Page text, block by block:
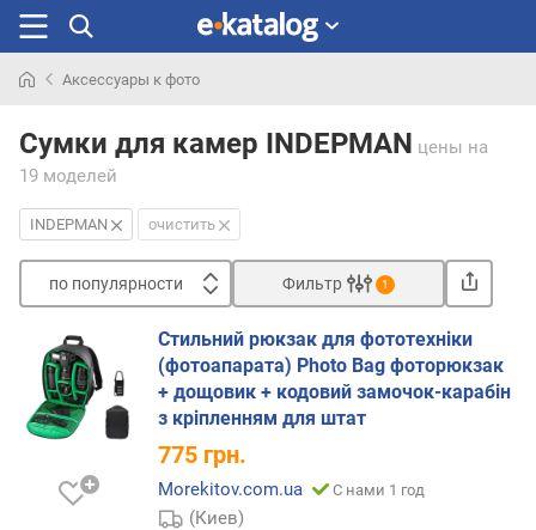
раньше
Аксессуары к фото
Сумки для камер INDEPMAN цены на
19 моделей
INDEPMAN очистить
по популярности
п
о
п
о
у
л
Фильтр 1
Стильний рюкзак для фототехніки
(фотоапарата) Photo Bag фоторюкзак
+ дощовик + кодовий замочок-карабін
з кріпленням для штат
775 грн.
Morekitov.com.ua С нами 1 год
(Киев)